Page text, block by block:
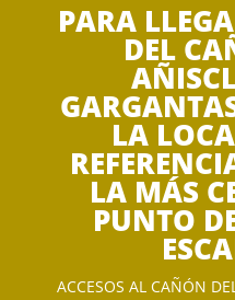
PARA
DEL
LA
LA MÁS
PUNTO
ACCESOS AL CAÑÓN